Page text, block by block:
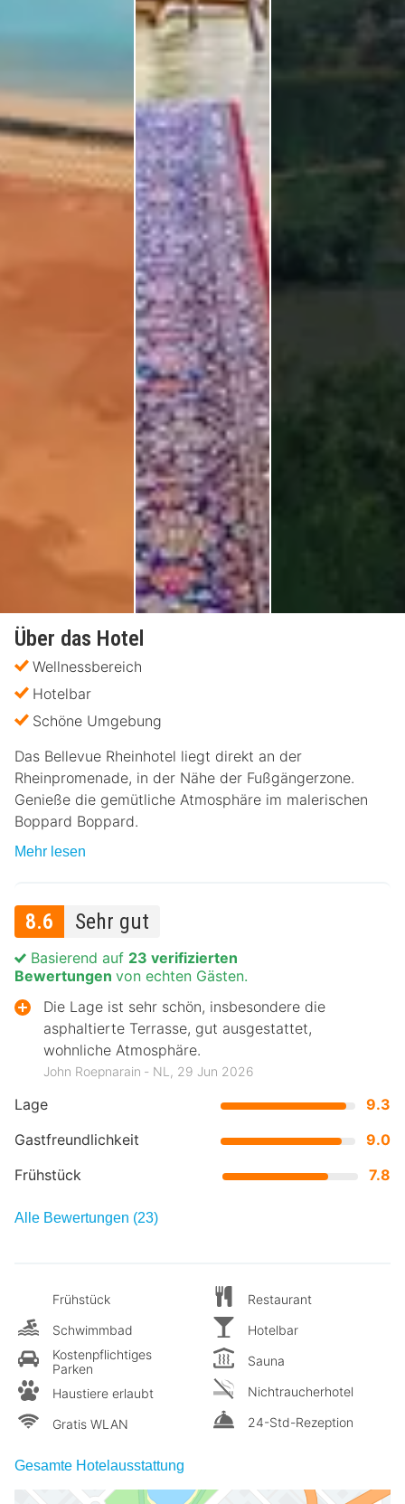
Über das Hotel
Wellnessbereich
Hotelbar
Schöne Umgebung
Das Bellevue Rheinhotel liegt direkt an der
Rheinpromenade, in der Nähe der Fußgängerzone.
Genieße die gemütliche Atmosphäre im malerischen
Boppard Boppard.
Mehr lesen
8.6 Sehr gut
Lage
9.3
Gastfreundlichkeit
9.0
Frühstück
7.8
Basierend auf 23 verifizierten
Bewertungen von echten Gästen.
Die Lage ist sehr schön, insbesondere die
asphaltierte Terrasse, gut ausgestattet,
wohnliche Atmosphäre.
John Roepnarain ‐ NL, 29 Jun 2026
Alle Bewertungen (23)
Frühstück
Schwimmbad
Kostenpflichtiges
Parken
Haustiere erlaubt
Gratis WLAN
Restaurant
Hotelbar
Sauna
Nichtraucherhotel
24-Std-Rezeption
Gesamte Hotelausstattung